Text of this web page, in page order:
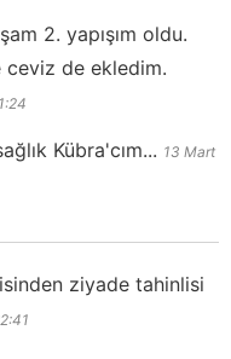
2. yapışım oldu.
ceviz de ekledim.
Kübra'cım... 13 Mart
ziyade tahinlisi